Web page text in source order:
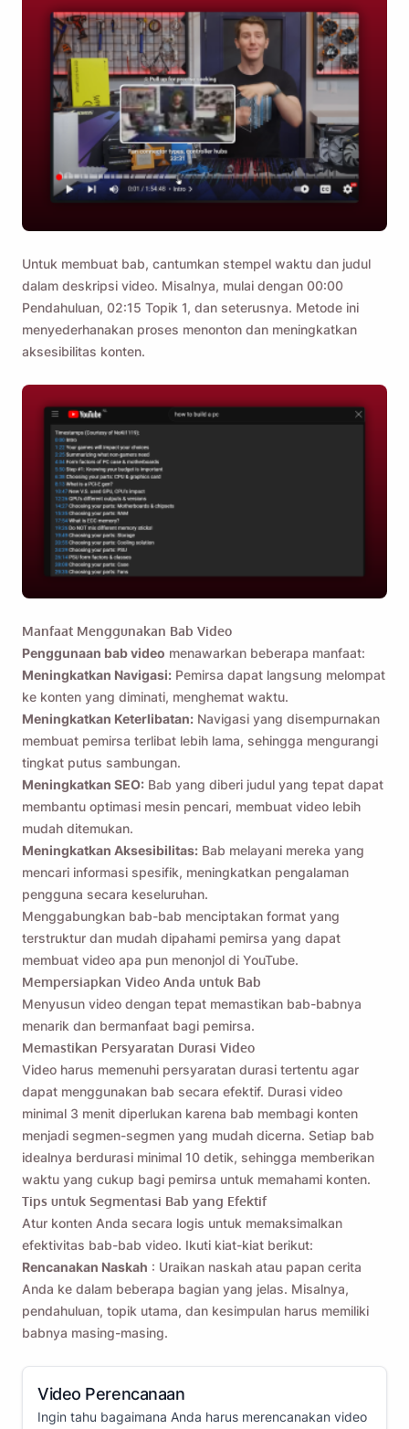
Untuk membuat bab, cantumkan stempel waktu dan judul
dalam deskripsi video. Misalnya, mulai dengan 00:00
Pendahuluan, 02:15 Topik 1, dan seterusnya. Metode ini
menyederhanakan proses menonton dan meningkatkan
aksesibilitas konten.
Manfaat Menggunakan Bab Video
Penggunaan bab video menawarkan beberapa manfaat:
Meningkatkan Navigasi: Pemirsa dapat langsung melompat
ke konten yang diminati, menghemat waktu.
Meningkatkan Keterlibatan: Navigasi yang disempurnakan
membuat pemirsa terlibat lebih lama, sehingga mengurangi
tingkat putus sambungan.
Meningkatkan SEO: Bab yang diberi judul yang tepat dapat
membantu optimasi mesin pencari, membuat video lebih
mudah ditemukan.
Meningkatkan Aksesibilitas: Bab melayani mereka yang
mencari informasi spesifik, meningkatkan pengalaman
pengguna secara keseluruhan.
Menggabungkan bab-bab menciptakan format yang
terstruktur dan mudah dipahami pemirsa yang dapat
membuat video apa pun menonjol di YouTube.
Mempersiapkan Video Anda untuk Bab
Menyusun video dengan tepat memastikan bab-babnya
menarik dan bermanfaat bagi pemirsa.
Memastikan Persyaratan Durasi Video
Video harus memenuhi persyaratan durasi tertentu agar
dapat menggunakan bab secara efektif. Durasi video
minimal 3 menit diperlukan karena bab membagi konten
menjadi segmen-segmen yang mudah dicerna. Setiap bab
idealnya berdurasi minimal 10 detik, sehingga memberikan
waktu yang cukup bagi pemirsa untuk memahami konten.
Tips untuk Segmentasi Bab yang Efektif
Atur konten Anda secara logis untuk memaksimalkan
efektivitas bab-bab video. Ikuti kiat-kiat berikut:
Rencanakan Naskah : Uraikan naskah atau papan cerita
Anda ke dalam beberapa bagian yang jelas. Misalnya,
pendahuluan, topik utama, dan kesimpulan harus memiliki
babnya masing-masing.
Video Perencanaan
Ingin tahu bagaimana Anda harus merencanakan video